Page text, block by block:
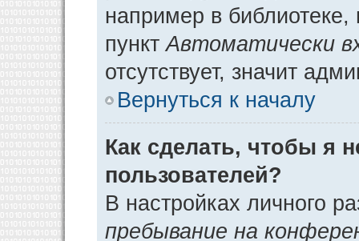
например в библиотеке,
пунктАвтоматически
отсутствует, значит
Вернуться к началу
Как сделать, чтобы я
пользователей?
В настройках личного
пребывание на